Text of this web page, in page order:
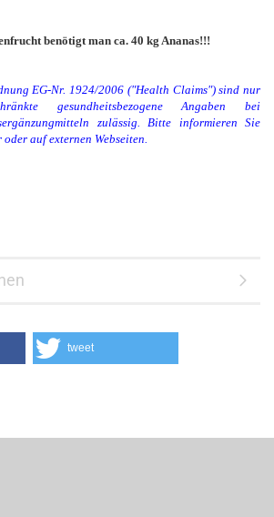
benötigt man ca. 40 kg Ananas!!!
EG-Nr. 1924/2006 ("Health Claims") sind nur
gesundheitsbezogene Angaben bei
zulässig. Bitte informieren Sie
auf externen Webseiten.
tweet